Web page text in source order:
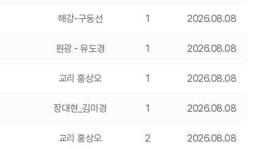
해강-구동선 1 2026.08.08
원광 - 유도경 1 2026.08.08
교리 홍상오 1 2026.08.08
장대현_김미경 1 2026.08.08
교리 홍상오 2 2026.08.08